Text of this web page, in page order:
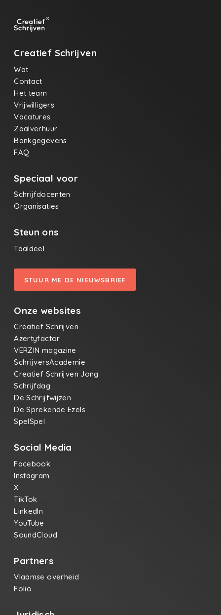
Creatief Schrijven
Wat
Contact
Het team
Vrijwilligers
Vacatures
Zaalverhuur
Bankgegevens
FAQ
Speciaal voor
Schrijfdocenten
Organisaties
Steun ons
Taaldeel
STUUR ME DE NIEUWSBRIEF
Onze websites
Creatief Schrijven
Azertyfactor
VERZIN magazine
SchrijversAcademie
Creatief Schrijven Jong
Schrijfdag
De Schrijfwijzen
De Sprekende Ezels
SpelSpel
Social Media
Facebook
Instagram
X
TikTok
LinkedIn
YouTube
SoundCloud
Partners
Vlaamse overheid
Folio